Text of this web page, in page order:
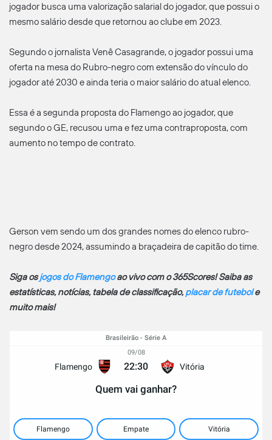
jogador busca uma valorização salarial do jogador, que possui o
mesmo salário desde que retornou ao clube em 2023.
Segundo o jornalista Venê Casagrande, o jogador possui uma
oferta na mesa do Rubro-negro com extensão do vínculo do
jogador até 2030 e ainda teria o maior salário do atual elenco.
Essa é a segunda proposta do Flamengo ao jogador, que
segundo o GE, recusou uma e fez uma contraproposta, com
aumento no tempo de contrato.
Gerson vem sendo um dos grandes nomes do elenco rubro-
negro desde 2024, assumindo a braçadeira de capitão do time.
Siga osjogos do Flamengoao vivo com o 365Scores! Saiba as
estatísticas, notícias, tabela de classificação,placar de futebole
muito mais!
Brasileirão - Série A
Flamengo
09/08
22:30 Vitória
Quem vai ganhar?
Flamengo Empate Vitória